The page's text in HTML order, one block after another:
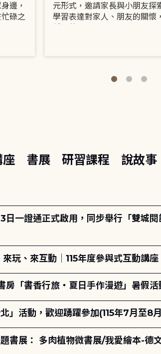
邊，
碌之
元形式，邀請家長與小朋友探
學習表達對家人、朋友的關懷
座 書展 研習課程 說故事
日一證通正式啟用，同步舉行「雙城
玩、來互動｜115年度參與式互動講
房「書香行旅・夏日手作漫遊」暑假
」活動，歡迎踴躍參加(115年7月至8
書展： 多肉植物微書展/我愛繪本-德